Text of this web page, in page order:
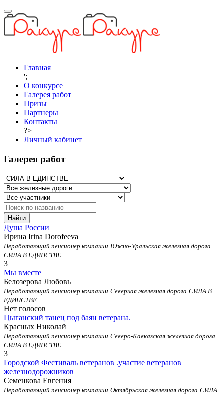
Главная
';
О конкурсе
Галерея работ
Призы
Партнеры
Контакты
?>
Личный кабинет
Галерея работ
Найти
Душа России
Ирина Irina Dorofeeva
Неработающий пенсионер компании Южно-Уральская железная дорога
СИЛА В ЕДИНСТВЕ
3
Мы вместе
Белозерова Любовь
Неработающий пенсионер компании Северная железная дорога СИЛА В
ЕДИНСТВЕ
Нет голосов
Цыганский танец под баян ветерана.
Красных Николай
Неработающий пенсионер компании Северо-Кавказская железная дорога
СИЛА В ЕДИНСТВЕ
3
Городской Фестиваль ветеранов .участие ветеранов
железнодорожников
Семенкова Евгения
Неработающий пенсионер компании Октябрьская железная дорога СИЛА